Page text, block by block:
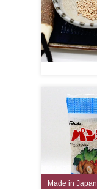
Made in Japan